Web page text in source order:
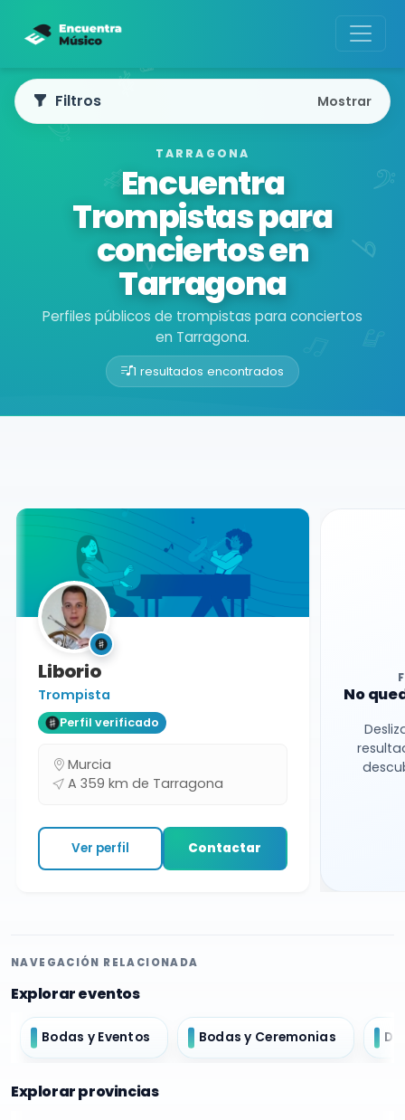
TARRAGONA
Encuentra
Trompistas para
conciertos en
Tarragona
Perfiles públicos de trompistas para conciertos
en Tarragona.
1 resultados encontrados
Buscador de músicos
Filtros Mostrar
Liborio
Trompista
Perfil verificado
Murcia
A 359 km de Tarragona
Ver perfil Contactar
No
NAVEGACIÓN RELACIONADA
Explorar eventos
Bodas y Eventos Bodas y Ceremonias
Explorar provincias